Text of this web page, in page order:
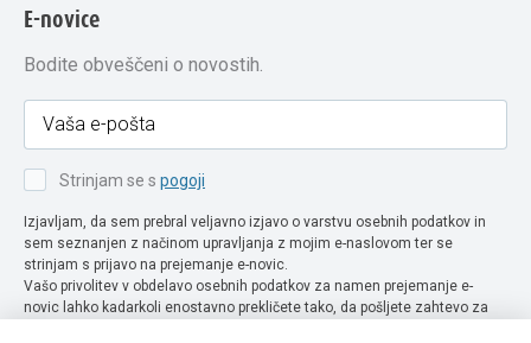
E-novice
Bodite obveščeni o novostih.
Strinjam se s pogoji
Izjavljam, da sem prebral veljavno izjavo o varstvu osebnih podatkov in
sem seznanjen z načinom upravljanja z mojim e-naslovom ter se
strinjam s prijavo na prejemanje e-novic.
Vašo privolitev v obdelavo osebnih podatkov za namen prejemanje e-
novic lahko kadarkoli enostavno prekličete tako, da pošljete zahtevo za